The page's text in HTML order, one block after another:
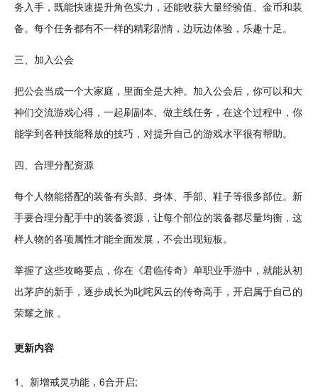
务入手，既能快速提升角色实力，还能收获大量经验值、 金币和装
备。每个任务都有不一样的精彩剧情 ，边玩边体验，乐趣十足。
三、加入公会
把公会当成一个大家庭，里面全是大神。加入公会后，你可以和大
神们交流游戏心得，一起刷副本、做主线任务，在这个过程中，你
能学到各种技能释放的技巧，对提升自己的游戏水平很有帮助。
四、合理分配资源
每个人物能搭配的装备有头部、身体、手部、鞋子等很多部位。新
手要合理分配手中的装备资源，让每个部位的装备都尽量均衡，这
样人物的各项属性才能全面发展 ，不会出现短板。
掌握了这些攻略要点，你在《君临传奇》 单职业手游中，就能从初
出茅庐的新手，逐步成长为叱咤风云的传奇高手，开启属于自己的
荣耀之旅 。
更新内容
1、新增戒灵功能，6合开启;